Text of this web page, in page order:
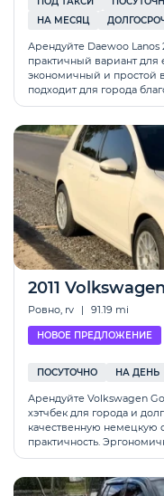
НА МЕСЯЦ
Арендуйте Daewoo Lanos
практичный вариант
экономичный и простой
подходит для города
2011
Ровно, rv | 91.19 mi
НОВОЕ ПРЕДЛОЖЕНИЕ
ПОСУТОЧНО НА ДЕНЬ
Арендуйте Volkswagen
хэтчбек для города и
качественную немецкую
практичность.